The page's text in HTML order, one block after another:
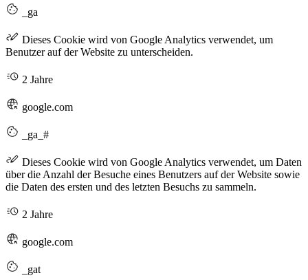
_ga
Dieses Cookie wird von Google Analytics verwendet, um
Benutzer auf der Website zu unterscheiden.
2 Jahre
google.com
_ga_#
Dieses Cookie wird von Google Analytics verwendet, um Daten
über die Anzahl der Besuche eines Benutzers auf der Website sowie
die Daten des ersten und des letzten Besuchs zu sammeln.
2 Jahre
google.com
_gat